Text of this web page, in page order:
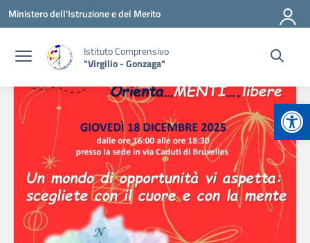
Vai ai contenuti
Vai al menu di navigazione
Vai al footer
Ministero dell'Istruzione e del Merito
Istituto Comprensivo
"Virgilio - Gonzaga"